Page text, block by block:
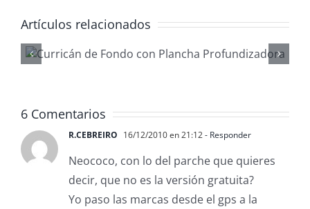
Artículos relacionados
Gestionar
waypoints
6 Comentarios
R.CEBREIRO 16/12/2010 en 21:12- Responder
Neococo, con lo del parche que quieres
decir, que no es la versión gratuita?
Yo paso las marcas desde el gps a la